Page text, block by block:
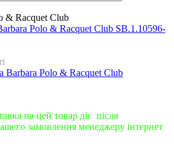
& Racquet Club
Polo & Racquet Club SB.1.10596-
на цей товар діє після
замовлення менеджеру інтернет